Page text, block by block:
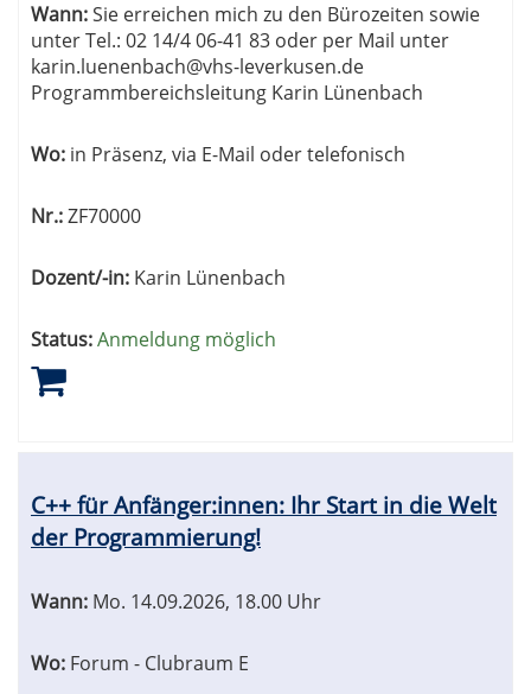
Wann:Sie erreichen mich zu den Bürozeiten sowie
unter Tel.: 02 14/4 06-41 83 oder per Mail unter
karin.luenenbach@vhs-leverkusen.de
Programmbereichsleitung Karin Lünenbach
Wo: in Präsenz, via E-Mail oder telefonisch
Nr.:ZF70000
Dozent/-in: Karin Lünenbach
Status:Anmeldung möglich
C++ für Anfänger:innen: Ihr Start in die Welt
der Programmierung!
Wann: Mo. 14.09.2026, 18.00 Uhr
Wo: Forum - Clubraum E